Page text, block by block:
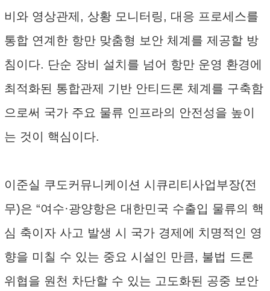
비와 영상관제, 상황 모니터링, 대응 프로세스를
통합 연계한 항만 맞춤형 보안 체계를 제공할 방
침이다. 단순 장비 설치를 넘어 항만 운영 환경에
최적화된 통합관제 기반 안티드론 체계를 구축함
으로써 국가 주요 물류 인프라의 안전성을 높이
는 것이 핵심이다.
이준실 쿠도커뮤니케이션 시큐리티사업부장(전
무)은 “여수·광양항은 대한민국 수출입 물류의 핵
심 축이자 사고 발생 시 국가 경제에 치명적인 영
향을 미칠 수 있는 중요 시설인 만큼, 불법 드론
위협을 원천 차단할 수 있는 고도화된 공중 보안